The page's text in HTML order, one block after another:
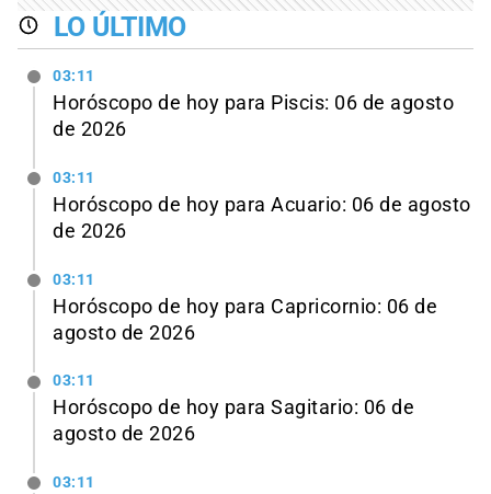
LO ÚLTIMO
03:11
Horóscopo de hoy para Piscis: 06 de agosto
de 2026
03:11
Horóscopo de hoy para Acuario: 06 de agosto
de 2026
03:11
Horóscopo de hoy para Capricornio: 06 de
agosto de 2026
03:11
Horóscopo de hoy para Sagitario: 06 de
agosto de 2026
03:11